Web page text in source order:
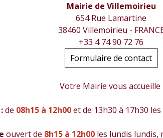
Mairie de Villemoirieu
654 Rue Lamartine
38460 Villemoirieu -
+33 4 74 90 72 76
Formulaire de contact
Votre Mairie vous accueille
de 08h15 à 12h00et de 13h30 à 17h30
ouvert de 8h15 à 12h00les lundis lundis,